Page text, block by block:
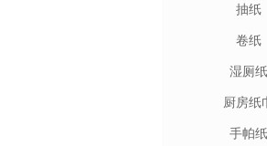
抽纸
卷纸
湿厕纸
厨房纸
手帕纸